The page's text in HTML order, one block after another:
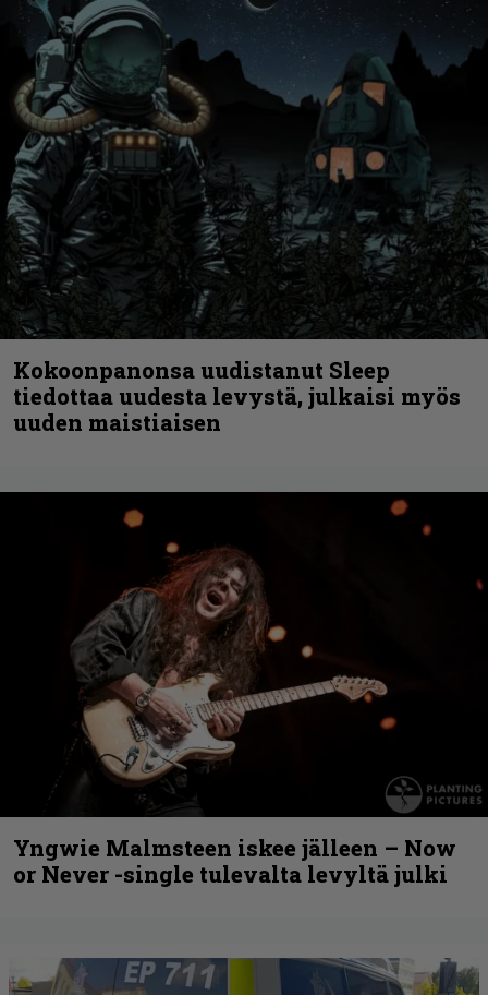
Kokoonpanonsa uudistanut Sleep
tiedottaa uudesta levystä, julkaisi myös
uuden maistiaisen
Yngwie Malmsteen iskee jälleen – Now
or Never -single tulevalta levyltä julki